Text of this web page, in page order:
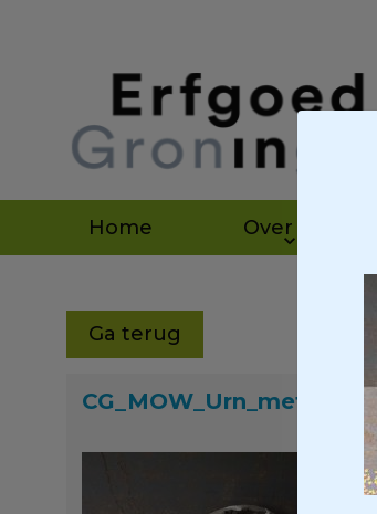
Home Over ons
Ga terug